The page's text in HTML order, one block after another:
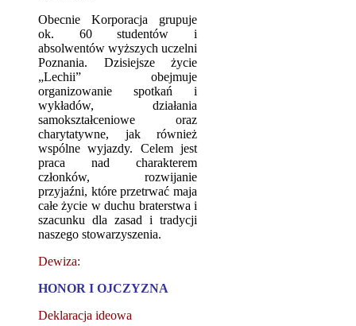
Obecnie Korporacja grupuje
ok. 60 studentów i
absolwentów wyższych uczelni
Poznania. Dzisiejsze życie
„Lechii” obejmuje
organizowanie spotkań i
wykładów, działania
samokształceniowe oraz
charytatywne, jak również
wspólne wyjazdy. Celem jest
praca nad charakterem
członków, rozwijanie
przyjaźni, które przetrwać maja
całe życie w duchu braterstwa i
szacunku dla zasad i tradycji
naszego stowarzyszenia.
Dewiza:
HONOR I OJCZYZNA
Deklaracja ideowa